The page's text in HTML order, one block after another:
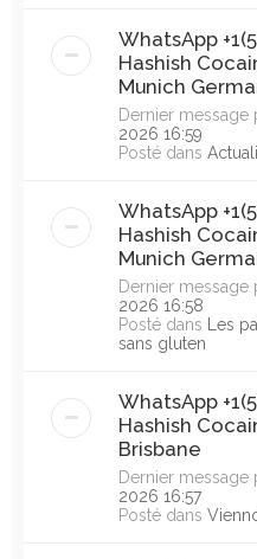
WhatsApp
Hashish
Munich
Dernier message
2026 16:59
Posté dans
WhatsApp
Hashish
Munich
Dernier message
2026 16:58
Posté dans Les
sans gluten
WhatsApp
Hashish
Brisbane
Dernier message
2026 16:57
Posté dans